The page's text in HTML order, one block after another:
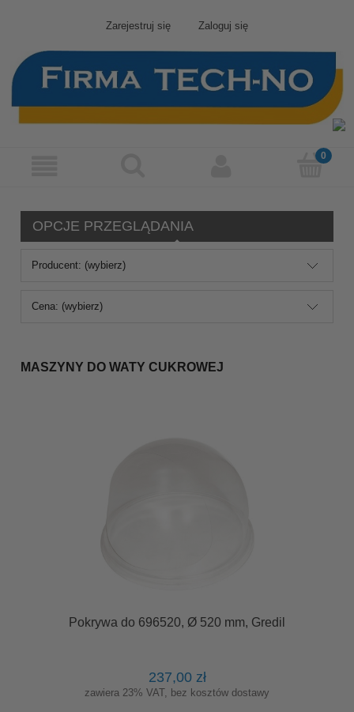
Zarejestruj się Zaloguj się
OPCJE PRZEGLĄDANIA
Producent: (wybierz)
Cena: (wybierz)
MASZYNY DO WATY CUKROWEJ
Pokrywa do 696520, Ø 520 mm, Gredil
237,00 zł
zawiera 23% VAT, bez kosztów dostawy